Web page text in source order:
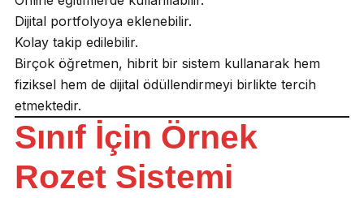
Dijital portfolyoya eklenebilir.
Kolay takip edilebilir.
Birçok öğretmen, hibrit bir sistem kullanarak hem
fiziksel hem de dijital ödüllendirmeyi birlikte tercih
etmektedir.
Sınıf İçin Örnek
Rozet Sistemi